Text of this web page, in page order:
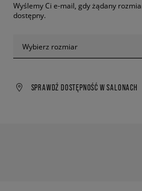
Wyślemy Ci e-mail, gdy żądany
dostępny.
Wybierz rozmiar
SPRAWDŹ DOSTĘPNOŚĆ W SALONACH